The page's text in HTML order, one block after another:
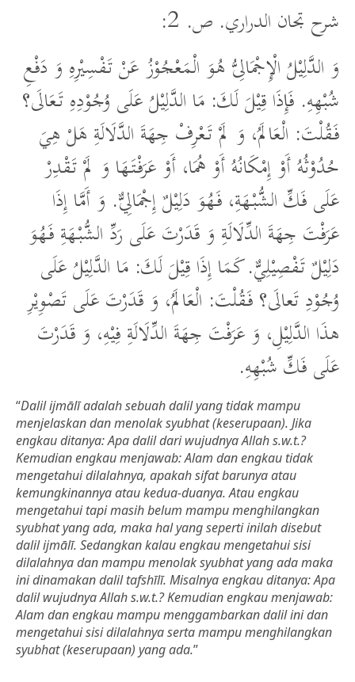
شرح تجان الدراري. ص. 2:
وَ الدَّلِيْلُ الْإِجْمَالِىُّ هُوَ الْمَعْجُوْزُ عَنْ تَفْسِيْرِهِ وَ دَفْعِ
شُبْهِهِ. فَإِذَا قِيْلَ لَكَ: مَا الدَّلِيْلُ عَلَى وُجُوْدِهِ تَعَالَى؟
فَقُلْتَ: الْعَالَمُ، وَ لَمْ تَعْرِفْ جِهَةَ الدَّلَالَةِ هَلْ هِيَ
حُدُوْثُهُ أَوْ إِمْكَانُهُ أَوْ هُمَا، أَوْ عَرَفْتَهَا وَ لَمْ تَقْدِرْ
عَلَى فَكِّ الشُّبْهَةِ، فَهُوَ دَلِيْلٌ إِجْمَالِيٌّ. وَ أَمَّا إِذَا
عَرَفْتَ جِهَةَ الدِّلَالَةِ وَ قَدَرْتَ عَلَى رَدِّ الشُّبْهَةِ فَهُوَ
دَلِيْلٌ تَفْصِيْلِيٌّ. كَمَا إِذَا قِيْلَ لَكَ: مَا الدَّلِيْلُ عَلَى
وُجُوْدِ تَعالَى؟ فَقُلْتَ: الْعَالَمُ، وَ قَدَرْتَ عَلَى تَصْوِيْرِ
هذَا الدَّلِيْلِ، وَ عَرَفْتَ جِهَةَ الدِّلَالَةِ فِيْهِ، وَ قَدَرْتَ
عَلَى فَكِّ شُبْهِهِ.
“Dalil ijmālī adalah sebuah dalil yang tidak mampu
menjelaskan dan menolak syubhat (keserupaan). Jika
engkau ditanya: Apa dalil dari wujudnya Allah s.w.t.?
Kemudian engkau menjawab: Alam dan engkau tidak
mengetahui dilalahnya, apakah sifat barunya atau
kemungkinannya atau kedua-duanya. Atau engkau
mengetahui tapi masih belum mampu menghilangkan
syubhat yang ada, maka hal yang seperti inilah disebut
dalil ijmālī. Sedangkan kalau engkau mengetahui sisi
dilalahnya dan mampu menolak syubhat yang ada maka
ini dinamakan dalil tafshīlī. Misalnya engkau ditanya: Apa
dalil wujudnya Allah s.w.t.? Kemudian engkau menjawab:
Alam dan engkau mampu menggambarkan dalil ini dan
mengetahui sisi dilalahnya serta mampu menghilangkan
syubhat (keserupaan) yang ada.”